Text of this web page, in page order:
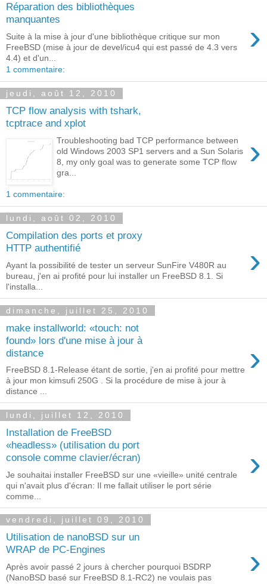
Réparation des bibliothèques
manquantes
›
Suite à la mise à jour d'une bibliothèque critique sur mon
FreeBSD (mise à jour de devel/icu4 qui est passé de 4.3 vers
4.4) et d'un...
1 commentaire:
jeudi, août 12, 2010
TCP flow analysis with tshark,
tcptrace and xplot
›
Troubleshooting bad TCP performance between
old Windows 2003 SP1 servers and a Sun Solaris
8, my only goal was to generate some TCP flow
gra...
1 commentaire:
lundi, août 02, 2010
Compilation des ports et proxy
HTTP authentifié
›
Ayant la possibilité de tester un serveur SunFire V480R au
bureau, j'en ai profité pour lui installer un FreeBSD 8.1. Si
l'installa...
dimanche, juillet 25, 2010
make installworld: «touch: not
found» lors d'une mise à jour à
distance
›
FreeBSD 8.1-Release étant de sortie, j'en ai profité pour mettre
à jour mon kimsufi 250G . Si la procédure de mise à jour à
distance ...
lundi, juillet 12, 2010
Installation de FreeBSD
«headless» (utilisation du port
console comme clavier/écran)
›
Je souhaitai installer FreeBSD sur une «vieille» unité centrale
qui n'avait plus d'écran: Il me fallait utiliser le port série
comme...
vendredi, juillet 09, 2010
Utilisation de nanoBSD sur un
WRAP de PC-Engines
›
Après avoir passé 2 jours à chercher pourquoi BSDRP
(NanoBSD basé sur FreeBSD 8.1-RC2) ne voulais pas